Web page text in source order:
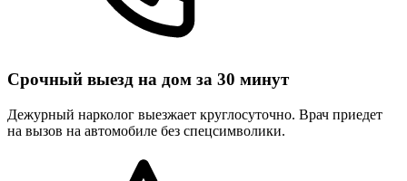
Срочный выезд на дом за 30 минут
Дежурный нарколог выезжает круглосуточно. Врач приедет
на вызов на автомобиле без спецсимволики.